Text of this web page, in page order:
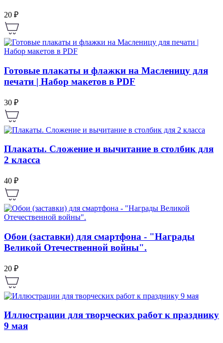
20 ₽
Готовые плакаты и флажки на Масленицу для
печати | Набор макетов в PDF
30 ₽
Плакаты. Сложение и вычитание в столбик для
2 класса
40 ₽
Обои (заставки) для смартфона - "Награды
Великой Отечественной войны".
20 ₽
Иллюстрации для творческих работ к празднику
9 мая